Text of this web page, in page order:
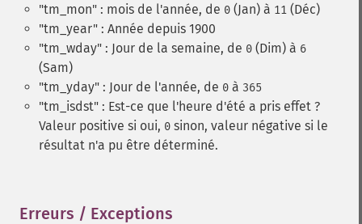
"tm_mon" : mois de l'année, de 0 (Jan) à 11 (Déc)
"tm_year" : Année depuis 1900
"tm_wday" : Jour de la semaine, de 0 (Dim) à 6
(Sam)
"tm_yday" : Jour de l'année, de 0 à 365
"tm_isdst" : Est-ce que l'heure d'été a pris effet ?
Valeur positive si oui, 0 sinon, valeur négative si le
résultat n'a pu être déterminé.
Erreurs / Exceptions